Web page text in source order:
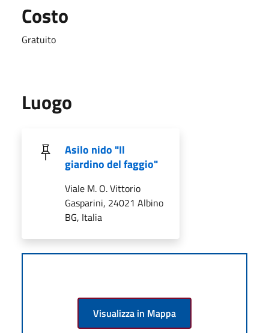
Costo
Gratuito
Luogo
Asilo nido "Il
giardino del faggio"
Viale M. O. Vittorio
Gasparini, 24021 Albino
BG, Italia
Visualizza in Mappa